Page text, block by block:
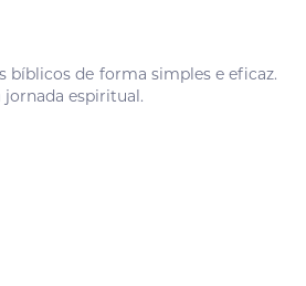
bíblicos de forma simples e eficaz.
jornada espiritual.